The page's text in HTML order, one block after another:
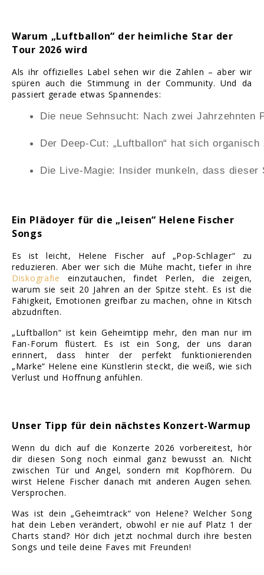
Warum „Luftballon“ der heimliche Star der
Tour 2026 wird
Als ihr offizielles Label sehen wir die Zahlen – aber wir
spüren auch die Stimmung in der Community. Und da
passiert gerade etwas Spannendes:
Die neue Sehnsucht: Nach zwei Jahrzehnten
Der Deep-Cut: „Luftballon“ hat sich
Die Live-Magie: Insider munkeln, dass
Ein Plädoyer für die „leisen“ Helene Fischer
Songs
Es ist leicht, Helene Fischer auf „Pop-Schlager“ zu
reduzieren. Aber wer sich die Mühe macht, tiefer in ihre
Diskografie einzutauchen, findet Perlen, die zeigen,
warum sie seit 20 Jahren an der Spitze steht. Es ist die
Fähigkeit, Emotionen greifbar zu machen, ohne in Kitsch
abzudriften.
„Luftballon“ ist kein Geheimtipp mehr, den man nur im
Fan-Forum flüstert. Es ist ein Song, der uns daran
erinnert, dass hinter der perfekt funktionierenden
„Marke“ Helene eine Künstlerin steckt, die weiß, wie sich
Verlust und Hoffnung anfühlen.
Unser Tipp für dein nächstes Konzert-Warmup
Wenn du dich auf die Konzerte 2026 vorbereitest, hör
dir diesen Song noch einmal ganz bewusst an. Nicht
zwischen Tür und Angel, sondern mit Kopfhörern. Du
wirst Helene Fischer danach mit anderen Augen sehen.
Versprochen.
Was ist dein „Geheimtrack“ von Helene? Welcher Song
hat dein Leben verändert, obwohl er nie auf Platz 1 der
Charts stand? Hör dich jetzt nochmal durch ihre besten
Songs und teile deine Faves mit Freunden!